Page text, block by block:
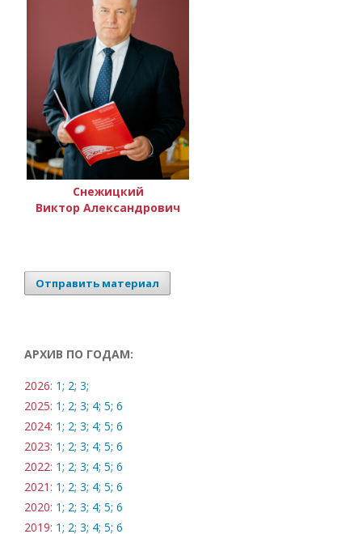
Снежицкий
Виктор Александрович
Отправить материал
АРХИВ ПО ГОДАМ:
2026: 1; 2; 3;
2025: 1; 2; 3; 4; 5; 6
2024: 1; 2; 3; 4; 5; 6
2023: 1; 2; 3; 4; 5; 6
2022: 1; 2; 3; 4; 5; 6
2021: 1; 2; 3; 4; 5; 6
2020: 1; 2; 3; 4; 5; 6
2019: 1; 2; 3; 4; 5; 6